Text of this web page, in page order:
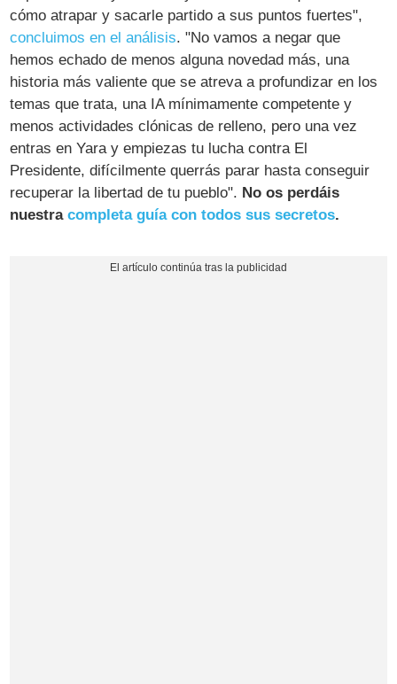
cómo atrapar y sacarle partido a sus puntos fuertes",
concluimos en el análisis. "No vamos a negar que
hemos echado de menos alguna novedad más, una
historia más valiente que se atreva a profundizar en los
temas que trata, una IA mínimamente competente y
menos actividades clónicas de relleno, pero una vez
entras en Yara y empiezas tu lucha contra El
Presidente, difícilmente querrás parar hasta conseguir
recuperar la libertad de tu pueblo". No os perdáis
nuestracompleta guía con todos sus secretos.